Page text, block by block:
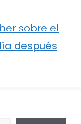
sobre el
después